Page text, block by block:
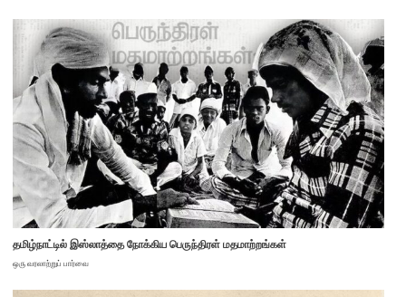
தமிழ்நாட்டில் இஸ்லாத்தை நோக்கிய பெருந்திரள் மதமாற்றங்கள்
ஒரு வரலாற்றுப் பார்வை